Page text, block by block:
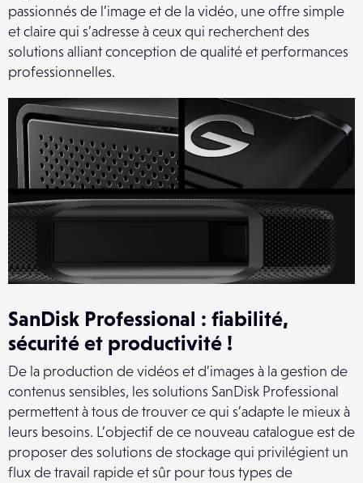
passionnés de l’image et de la vidéo, une offre simple
et claire qui s’adresse à ceux qui recherchent des
solutions alliant conception de qualité et performances
professionnelles.
SanDisk Professional : fiabilité,
sécurité et productivité !
De la production de vidéos et d’images à la gestion de
contenus sensibles, les solutions SanDisk Professional
permettent à tous de trouver ce qui s’adapte le mieux à
leurs besoins. L’objectif de ce nouveau catalogue est de
proposer des solutions de stockage qui privilégient un
flux de travail rapide et sûr pour tous types de